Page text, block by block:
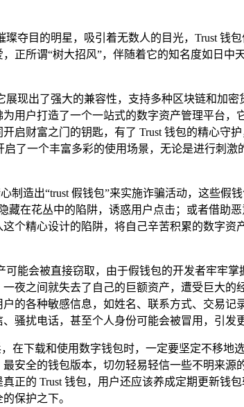
夺目的明星，吸引着无数人的目光，Trust 钱
所谓“树大招风”，伴随着它的知名度如日中
现出了强大的兼容性，支持多种区块链和加
用户打造了一个一站式的数字资产管理平台，
财富之门的钥匙，有了 Trust 钱包的精心守
启了一个丰富多彩的使用场景，无论是进行刺
造出“trust 假钱包”来实施诈骗活动，这些假
在花丛中的陷阱，诱惑用户点击；或者借助
个精心设计的陷阱，将自己辛苦积累的数字资
能会被直接窃取，由于假钱包的开发者牢牢
夜之间就失去了自己的巨额资产，遭受巨大的
各种敏感信息，如姓名、联系方式、交易记
骚扰电话，甚至个人身份可能会被冒用，引发
在下载和使用数字钱包时，一定要坚定不移地
安全的钱包版本，切勿轻易轻信一些不明来源
正的 Trust 钱包，用户还应该养成定期更新钱
保护之下。